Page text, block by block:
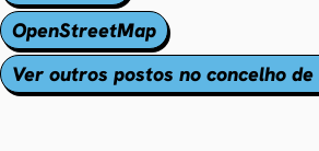
OpenStreetMap
Ver outros postos no concelho de